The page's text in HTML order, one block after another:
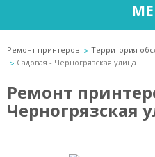
Ремонт принтеров
Территория
Садовая - Черногрязская улица
Ремонт
Черногрязская